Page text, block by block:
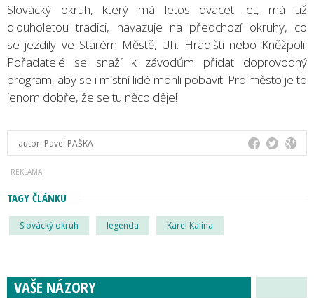
Slovácký okruh, který má letos dvacet let, má už
dlouholetou tradici, navazuje na předchozí okruhy, co
se jezdily ve Starém Městě, Uh. Hradišti nebo Kněžpoli.
Pořadatelé se snaží k závodům přidat doprovodný
program, aby se i místní lidé mohli pobavit. Pro město je to
jenom dobře, že se tu něco děje!
autor: Pavel PAŠKA
TAGY ČLÁNKU
Slovácký okruh legenda Karel Kalina
VAŠE NÁZORY